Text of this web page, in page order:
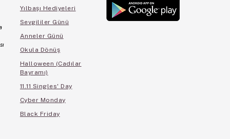
Yılbaşı Hediyeleri
Sevgililer Günü
Anneler Günü
Okula Dönüş
Halloween (Cadılar
Bayramı)
11.11 Singles' Day
Cyber Monday
Black Friday